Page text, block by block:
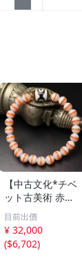
【中古文化*チベ
ット古美術 赤縞
天眼瑪瑙丸珠 天
地天珠組み合わせ
ブレスレット 縞
瑪瑙 古玩 アンテ
目前出價
¥ 32,000
($6,702)